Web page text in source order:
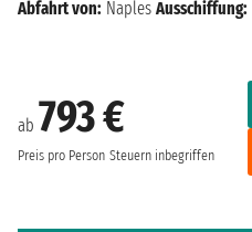
ab 793 €
Preis pro Person Steuern inbegriffen
Abfahrt von: Naples Ausschiffung: